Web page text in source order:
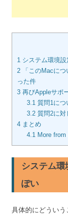
1 システム環境
2 「このMacに
った件
3 再びAppleサポ
3.1質問1につ
3.2質問2に対
4 まとめ
4.1More from
システム
ぽい
具体的にどういう